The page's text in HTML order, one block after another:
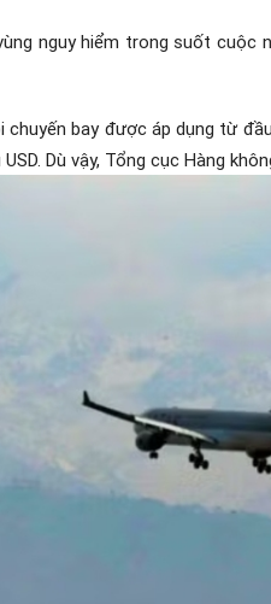
nguy hiểm trong suốt
bay được áp dụng từ
Dù vậy, Tổng cục Hàng